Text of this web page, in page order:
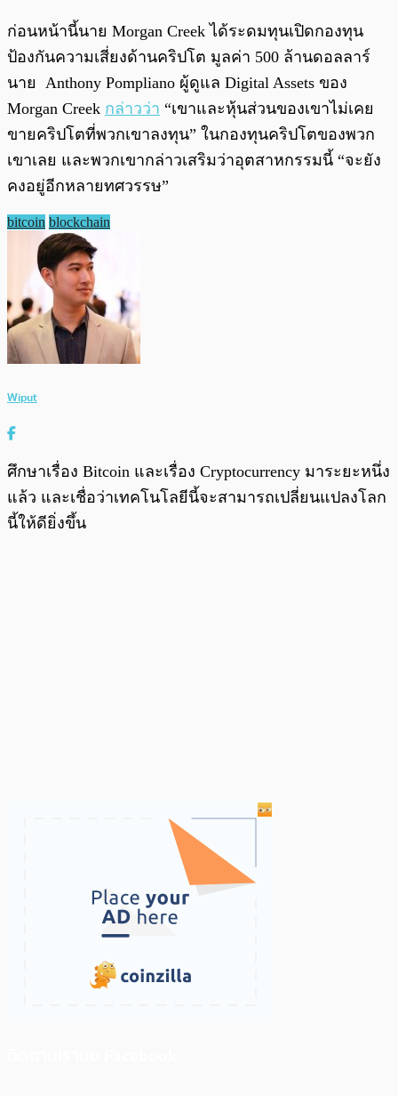
ก่อนหน้านี้นาย Morgan Creek ได้ระดมทุนเปิดกองทุน
ป้องกันความเสี่ยงด้านคริปโต มูลค่า 500 ล้านดอลลาร์
นาย Anthony Pompliano ผู้ดูแล Digital Assets ของ
Morgan Creek กล่าวว่า “เขาและหุ้นส่วนของเขาไม่เคย
ขายคริปโตที่พวกเขาลงทุน” ในกองทุนคริปโตของพวก
เขาเลย และพวกเขากล่าวเสริมว่าอุตสาหกรรมนี้ “จะยัง
คงอยู่อีกหลายทศวรรษ”
bitcoin blockchain
Wiput
ศึกษาเรื่อง Bitcoin และเรื่อง Cryptocurrency มาระยะหนึ่ง
แล้ว และเชื่อว่าเทคโนโลยีนี้จะสามารถเปลี่ยนแปลงโลก
นี้ให้ดียิ่งขึ้น